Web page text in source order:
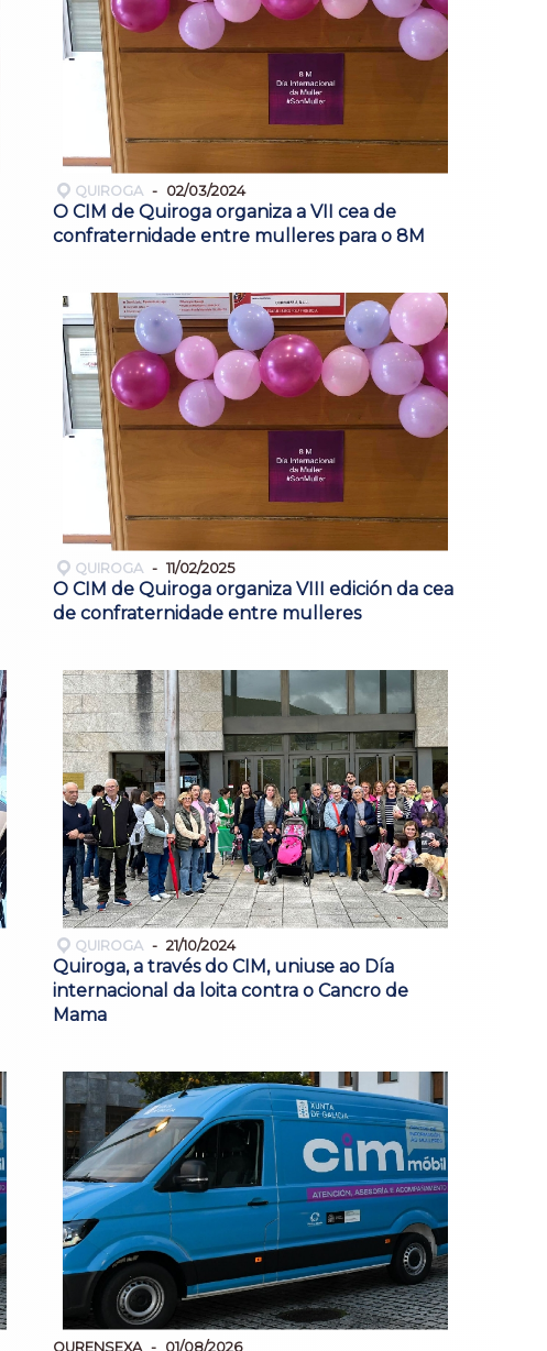
QUIROGA 02/03/2024
O CIM de Quiroga organiza a VII cea de
confraternidade entre mulleres para o 8M
QUIROGA 11/02/2025
O CIM de Quiroga organiza VIII edición da cea
de confraternidade entre mulleres
QUIROGA 21/10/2024
Quiroga, a través do CIM, uniuse ao Día
internacional da loita contra o Cancro de
Mama
OURENSEXA 01/08/2026